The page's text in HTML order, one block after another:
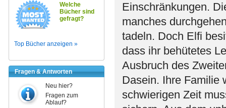
Welche
Bücher sind
gefragt?
Top Bücher anzeigen »
Fragen & Antworten
Neu hier?
Fragen zum
Ablauf?
Einschränkungen.
manches
tadeln. Doch Elfi
dass ihr behütetes
Ausbruch des
Dasein. Ihre Familie
schwierigen Zeit